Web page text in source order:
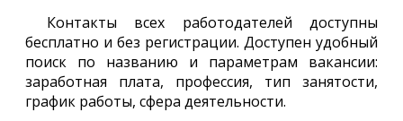
Контакты всех работодателей доступны
бесплатно и без регистрации. Доступен удобный
поиск по названию и параметрам вакансии:
заработная плата, профессия, тип занятости,
график работы, сфера деятельности.